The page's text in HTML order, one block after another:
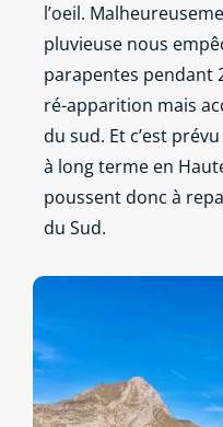
l’oeil.
pluvieuse nous
parapentes pendant
ré-apparition mais
du sud. Et c’est
à long terme en
poussent donc à
du Sud.